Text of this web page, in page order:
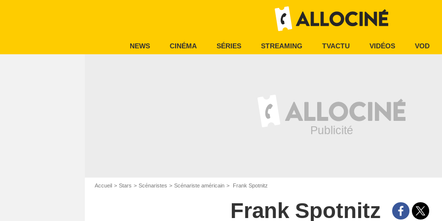
NEWS CINÉMA SÉRIES STREAMING TVACTU VIDÉOS VOD
Accueil Stars Scénaristes Scénariste américain Frank Spotnitz
Frank Spotnitz